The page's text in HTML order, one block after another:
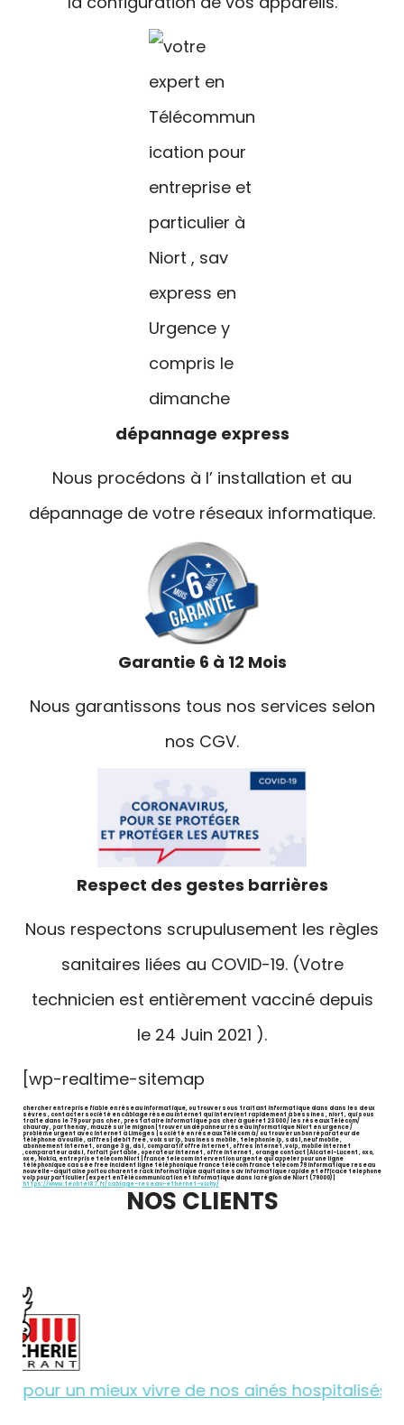
dépannage express
Nous procédons à l’ installation et au
dépannage de votre réseaux informatique.
Garantie 6 à 12 Mois
Nous garantissons tous nos services selon
nos CGV.
Respect des gestes barrières
Nous respectons scrupulusement les règles
sanitaires liées au COVID-19. (Votre
technicien est entièrement vacciné depuis
le 24 Juin 2021 ).
[wp-realtime-sitemap
chercher entreprise fiable en réseau informatique, ou trouver sous traitant informatique dans dans les deux
sèvres , contacter société en câblage réseau internet qui intervient rapidement à bessines , niort , qui sous
traite dans le 79 pour pas cher , prestataire informatique pas cher à guéret 23000 / les réseaux Télécom/
chauray , parthenay , mauzé sur le mignon | trouver un dépanneur réseau informatique Niort en urgence /
problème urgent avec internet à Limoges | société en réseaux Télécom à / ou trouver un bon réparateur de
téléphone à vouillé , aiffres| debit free , voix sur ip , business mobile , telephonie ip , sdsl ,neuf mobile ,
abonnement internet , orange 3g , dsl , comparatif offre internet , offres internet ,voip , mobile internet
,comparateur adsl , forfait portable , operateur internet , offre internet , orange contact | Alcatel-Lucent , oxo,
oxe , Nokia, entreprise telecom Niort | france telecom intervention urgente qui appeler pour une ligne
téléphonique cassée free incident ligne téléphonique france télécom france telecom 79 informatique reseau
nouvelle-aquitaine poitou charente rack informatique aquitaine sav informatique rapide et efficace telephone
voip pour particulier | expert en Télécommunication et informatique dans la région de Niort (79000) |
https://www.techtel87.fr/cablage-reseau-ethernet-vichy/
NOS CLIENTS